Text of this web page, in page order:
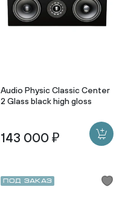
Audio Physic Classic Center
2 Glass black high gloss
143 000 ₽
Под заказ